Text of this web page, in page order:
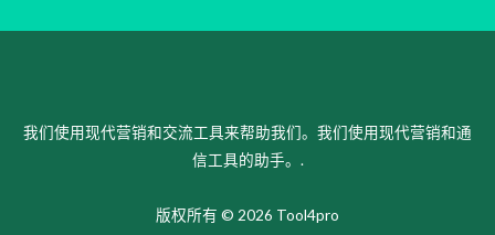
我们使用现代营销和交流工具来帮助我们。我们使用现代营销和通
信工具的助手。.
版权所有 © 2026 Tool4pro